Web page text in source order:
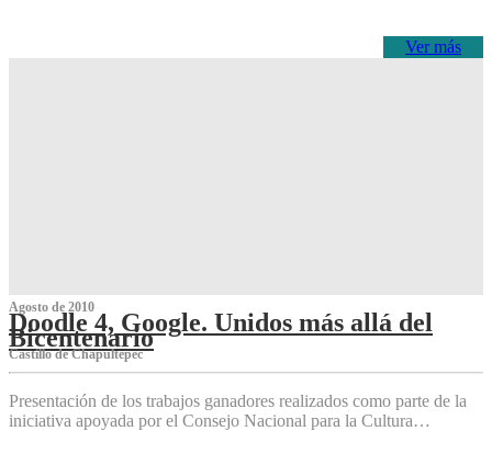
Ver más
Agosto de 2010
Doodle 4, Google. Unidos más allá del
Bicentenario
Castillo de Chapultepec
Presentación de los trabajos ganadores realizados como parte de la
iniciativa apoyada por el Consejo Nacional para la Cultura…